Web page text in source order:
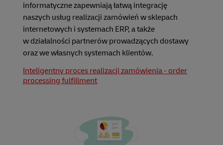
informatyczne zapewniają łatwą integrację
naszych usług realizacji zamówień w sklepach
internetowych i systemach ERP, a także
w działalności partnerów prowadzących dostawy
oraz we własnych systemach klientów.
Inteligentny proces realizacji zamówienia - order
processing fulfillment